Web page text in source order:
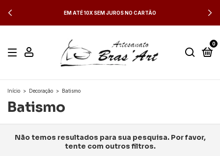
EM ATÉ 10X SEM JUROS NO CARTÃO
0
Início > Decoração > Batismo
Batismo
Não temos resultados para sua pesquisa. Por favor,
tente com outros filtros.